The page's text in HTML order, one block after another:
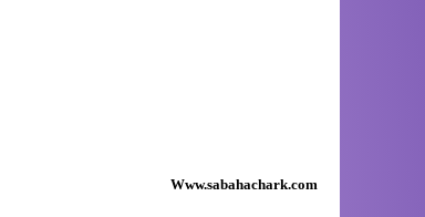
Www.sabahachark.com